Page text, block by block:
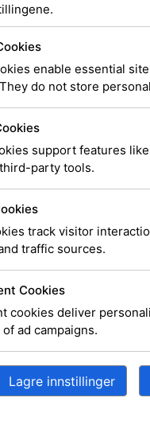
enable essential
do not store
support features
party tools.
track visitor
traffic sources.
Cookies
cookies deliver
ad campaigns.
Lagre innstillinger